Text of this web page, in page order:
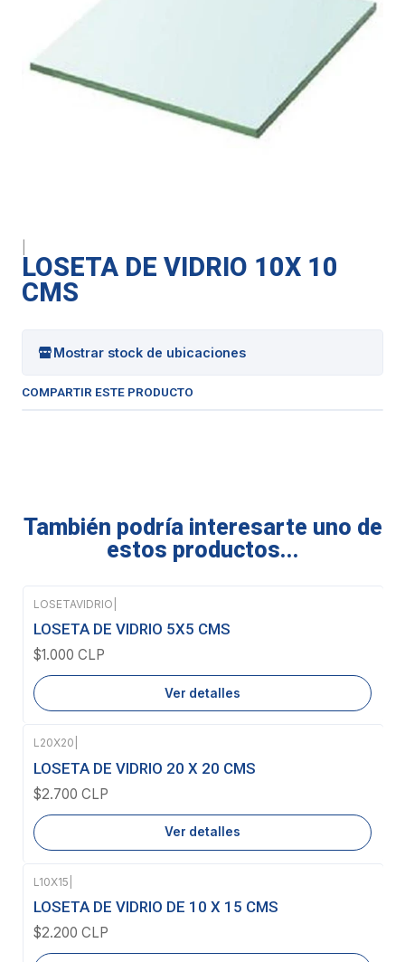
LOSETA DE VIDRIO 10X 10
CMS
Mostrar stock de ubicaciones
COMPARTIR ESTE PRODUCTO
También podría interesarte uno de
estos productos...
Agotado
LOSETAVIDRIO
LOSETA DE VIDRIO 5X5 CMS
$1.000 CLP
Ver detalles
Agotado
L20X20
LOSETA DE VIDRIO 20 X 20 CMS
$2.700 CLP
Ver detalles
Agotado
L10X15
LOSETA DE VIDRIO DE 10 X 15 CMS
$2.200 CLP